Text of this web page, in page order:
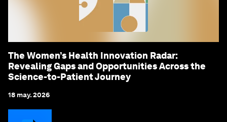
The Women’s Health Innovation Radar:
Revealing Gaps and Opportunities Across the
Science-to-Patient Journey
18 may. 2026